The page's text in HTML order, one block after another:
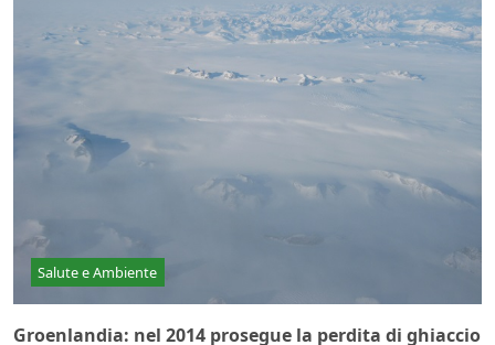
Salute e Ambiente
Groenlandia: nel 2014 prosegue la perdita di ghiaccio